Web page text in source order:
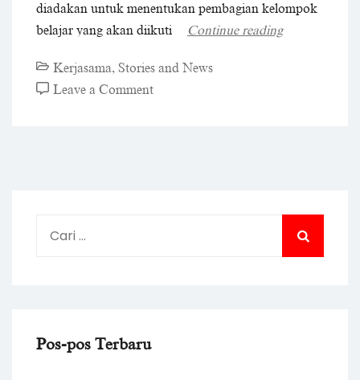
diadakan untuk menentukan pembagian kelompok
belajar yang akan diikuti
Continue reading
Kerjasama, Stories and News
Leave a Commenton
Pos-pos Terbaru